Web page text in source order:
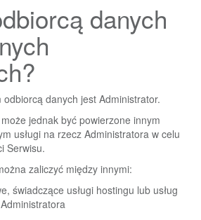
danych
danych jest Administrator.
jednak być powierzone innym
usługi na rzecz Administratora w celu
Serwisu.
zaliczyć między innymi:
świadczące usługi hostingu lub usług